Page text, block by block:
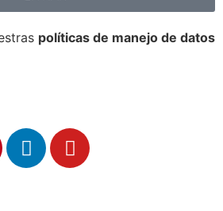
políticas de manejo de datos